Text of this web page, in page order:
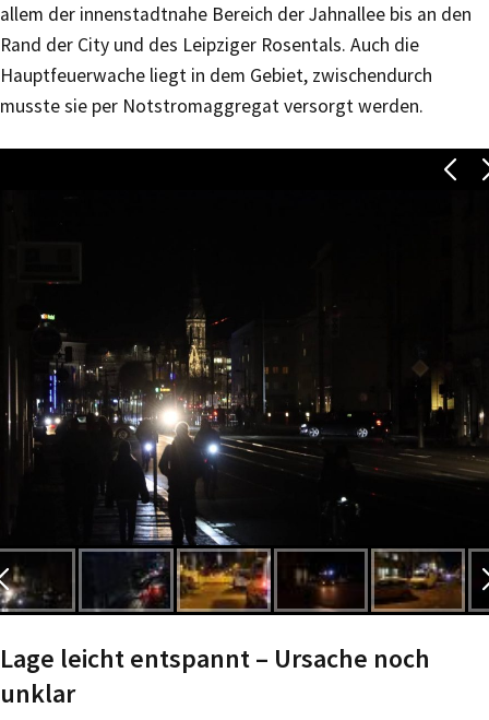
allem der innenstadtnahe Bereich der Jahnallee bis an den
Rand der City und des Leipziger Rosentals. Auch die
Hauptfeuerwache liegt in dem Gebiet, zwischendurch
musste sie per Notstromaggregat versorgt werden.
Lage leicht entspannt – Ursache noch
unklar